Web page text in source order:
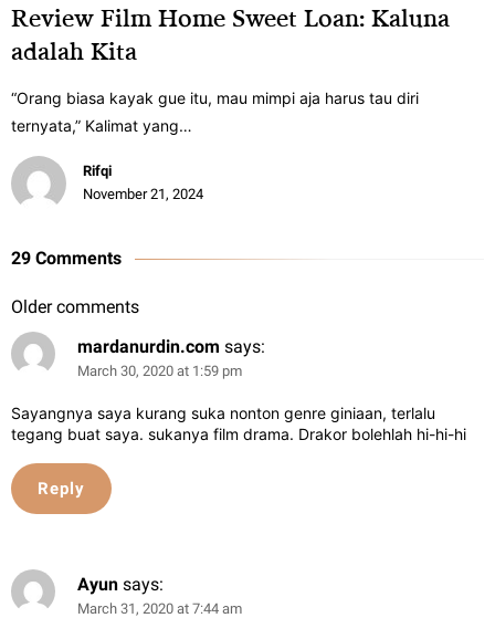
Review Film Home Sweet Loan: Kaluna
adalah Kita
“Orang biasa kayak gue itu, mau mimpi aja harus tau diri
ternyata,” Kalimat yang…
Rifqi
November 21, 2024
29 Comments
Older comments
mardanurdin.com says:
March 30, 2020 at 1:59 pm
Sayangnya saya kurang suka nonton genre giniaan, terlalu
tegang buat saya. sukanya film drama. Drakor bolehlah hi-hi-hi
Reply
Ayun says:
March 31, 2020 at 7:44 am